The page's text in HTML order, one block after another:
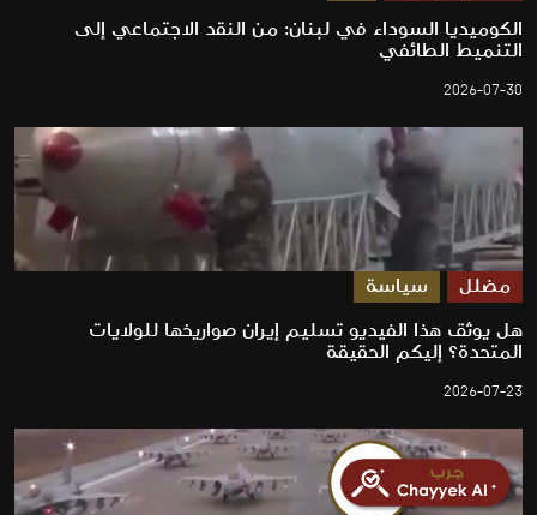
الكوميديا السوداء في لبنان: من النقد الاجتماعي إلى
التنميط الطائفي
2026-07-30
مضلل سياسة
هل يوثق هذا الفيديو تسليم إيران صواريخها للولايات
المتحدة؟ إليكم الحقيقة
2026-07-23